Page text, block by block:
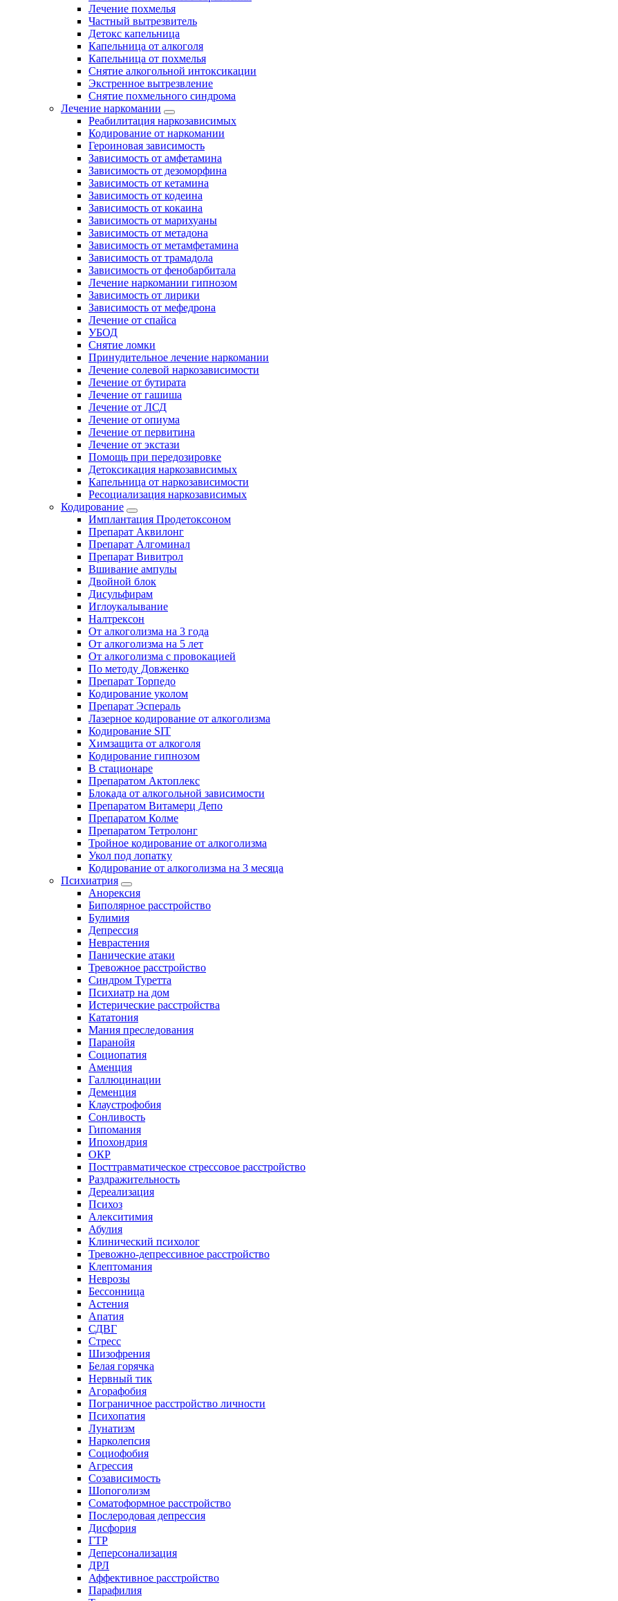
Лечение похмелья
Частный вытрезвитель
Детокс капельница
Капельница от алкоголя
Капельница от похмелья
Снятие алкогольной интоксикации
Экстренное вытрезвление
Снятие похмельного синдрома
Лечение наркомании
Реабилитация наркозависимых
Кодирование от наркомании
Героиновая зависимость
Зависимость от амфетамина
Зависимость от дезоморфина
Зависимость от кетамина
Зависимость от кодеина
Зависимость от кокаина
Зависимость от марихуаны
Зависимость от метадона
Зависимость от метамфетамина
Зависимость от трамадола
Зависимость от фенобарбитала
Лечение наркомании гипнозом
Зависимость от лирики
Зависимость от мефедрона
Лечение от спайса
УБОД
Снятие ломки
Принудительное лечение наркомании
Лечение солевой наркозависимости
Лечение от бутирата
Лечение от гашиша
Лечение от ЛСД
Лечение от опиума
Лечение от первитина
Лечение от экстази
Помощь при передозировке
Детоксикация наркозависимых
Капельница от наркозависимости
Ресоциализация наркозависимых
Кодирование
Имплантация Продетоксоном
Препарат Аквилонг
Препарат Алгоминал
Препарат Вивитрол
Вшивание ампулы
Двойной блок
Дисульфирам
Иглоукалывание
Налтрексон
От алкоголизма на 3 года
От алкоголизма на 5 лет
От алкоголизма с провокацией
По методу Довженко
Препарат Торпедо
Кодирование уколом
Препарат Эспераль
Лазерное кодирование от алкоголизма
Кодирование SIT
Химзащита от алкоголя
Кодирование гипнозом
В стационаре
Препаратом Актоплекс
Блокада от алкогольной зависимости
Препаратом Витамерц Депо
Препаратом Колме
Препаратом Тетролонг
Тройное кодирование от алкоголизма
Укол под лопатку
Кодирование от алкоголизма на 3 месяца
Психиатрия
Анорексия
Биполярное расстройство
Булимия
Депрессия
Неврастения
Панические атаки
Тревожное расстройство
Синдром Туретта
Психиатр на дом
Истерические расстройства
Кататония
Мания преследования
Паранойя
Социопатия
Аменция
Галлюцинации
Деменция
Клаустрофобия
Сонливость
Гипомания
Ипохондрия
ОКР
Посттравматическое стрессовое расстройство
Раздражительность
Дереализация
Психоз
Алекситимия
Абулия
Клинический психолог
Тревожно-депрессивное расстройство
Клептомания
Неврозы
Бессонница
Астения
Апатия
СДВГ
Стресс
Шизофрения
Белая горячка
Нервный тик
Агорафобия
Пограничное расстройство личности
Психопатия
Лунатизм
Нарколепсия
Социофобия
Агрессия
Созависимость
Шопоголизм
Соматоформное расстройство
Послеродовая депрессия
Дисфория
ГТР
Деперсонализация
ДРЛ
Аффективное расстройство
Парафилия